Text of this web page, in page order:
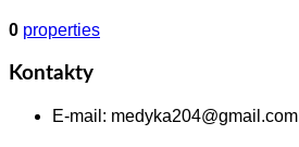
0 properties
Kontakty
E-mail : medyka204@gmail.com